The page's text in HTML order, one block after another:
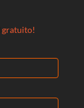
gratuito!